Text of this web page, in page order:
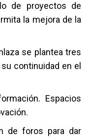
de proyectos de
la mejora de la
se plantea tres
continuidad en el
Espacios
de foros para dar